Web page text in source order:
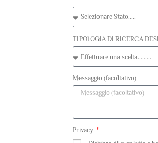
TIPOLOGIA DI RICERCA
Messaggio (facoltativo)
Privacy